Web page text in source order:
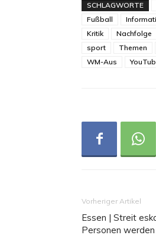
SCHLAGWORTE
Fußball
Kritik
Nachfolge
sport
Themen
WM-Aus
Vorheriger Artikel
Essen | Streit
Personen